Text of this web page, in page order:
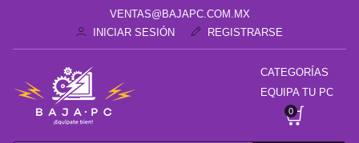
VENTAS@BAJAPC.COM.MX
INICIAR SESIÓN
REGISTRARSE
CATEGORÍAS
EQUIPA TU PC
0